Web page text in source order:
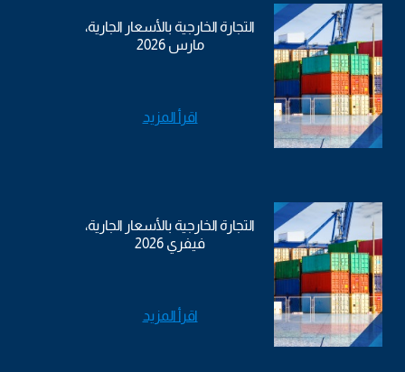
التجارة الخارجية بالأسعار الجارية،
مارس 2026
اقرأ المزيد
التجارة الخارجية بالأسعار الجارية،
فيفري 2026
اقرأ المزيد